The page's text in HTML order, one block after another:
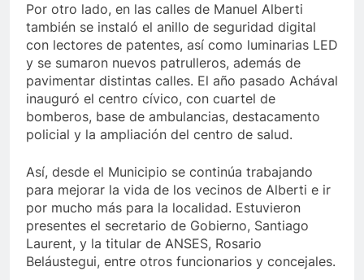
Por otro lado, en las calles de Manuel Alberti
también se instaló el anillo de seguridad digital
con lectores de patentes, así como luminarias LED
y se sumaron nuevos patrulleros, además de
pavimentar distintas calles. El año pasado Achával
inauguró el centro cívico, con cuartel de
bomberos, base de ambulancias, destacamento
policial y la ampliación del centro de salud.
Así, desde el Municipio se continúa trabajando
para mejorar la vida de los vecinos de Alberti e ir
por mucho más para la localidad. Estuvieron
presentes el secretario de Gobierno, Santiago
Laurent, y la titular de ANSES, Rosario
Beláustegui, entre otros funcionarios y concejales.